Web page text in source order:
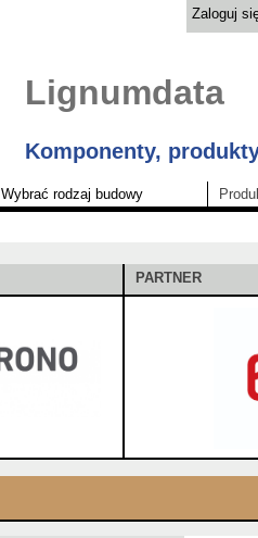
Zaloguj
Lignumdata
Komponenty,
Wybrać rodzaj budowy
PARTNER